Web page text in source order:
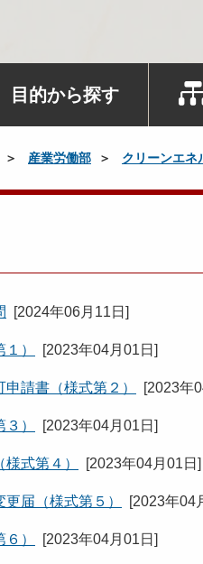
目的から探す
産業労働部 クリーンエネ
[2024年06月11日 ]
） [2023年04月01日 ]
請書（様式第２） [2023年
） [2023年04月01日 ]
式第４） [2023年04月01日 ]
届（様式第５） [2023年04
） [2023年04月01日 ]